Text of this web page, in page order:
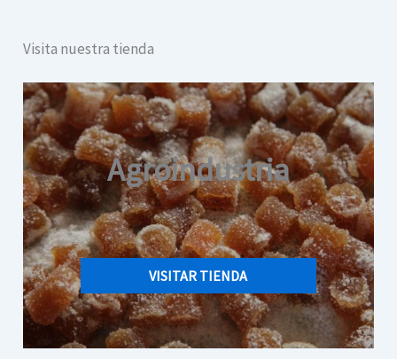
Visita nuestra tienda
Agroindustria
VISITAR TIENDA